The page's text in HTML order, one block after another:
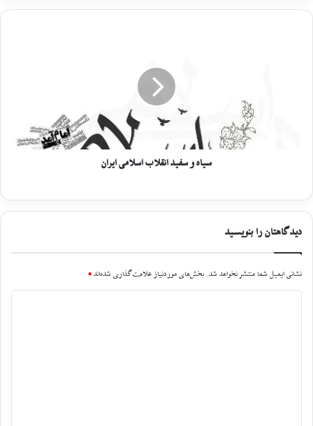
سیاه و سفید انقلاب اسلامی ایران
دیدگاهتان را بنویسید
نشانی ایمیل شما منتشر نخواهد شد. بخش‌های موردنیاز علامت‌گذاری شده‌اند *